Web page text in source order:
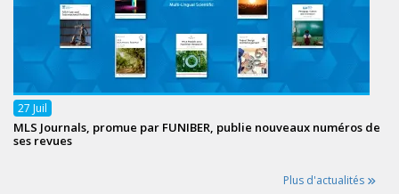
27 Juil
MLS Journals, promue par FUNIBER, publie nouveaux numéros de
ses revues
Plus d'actualités